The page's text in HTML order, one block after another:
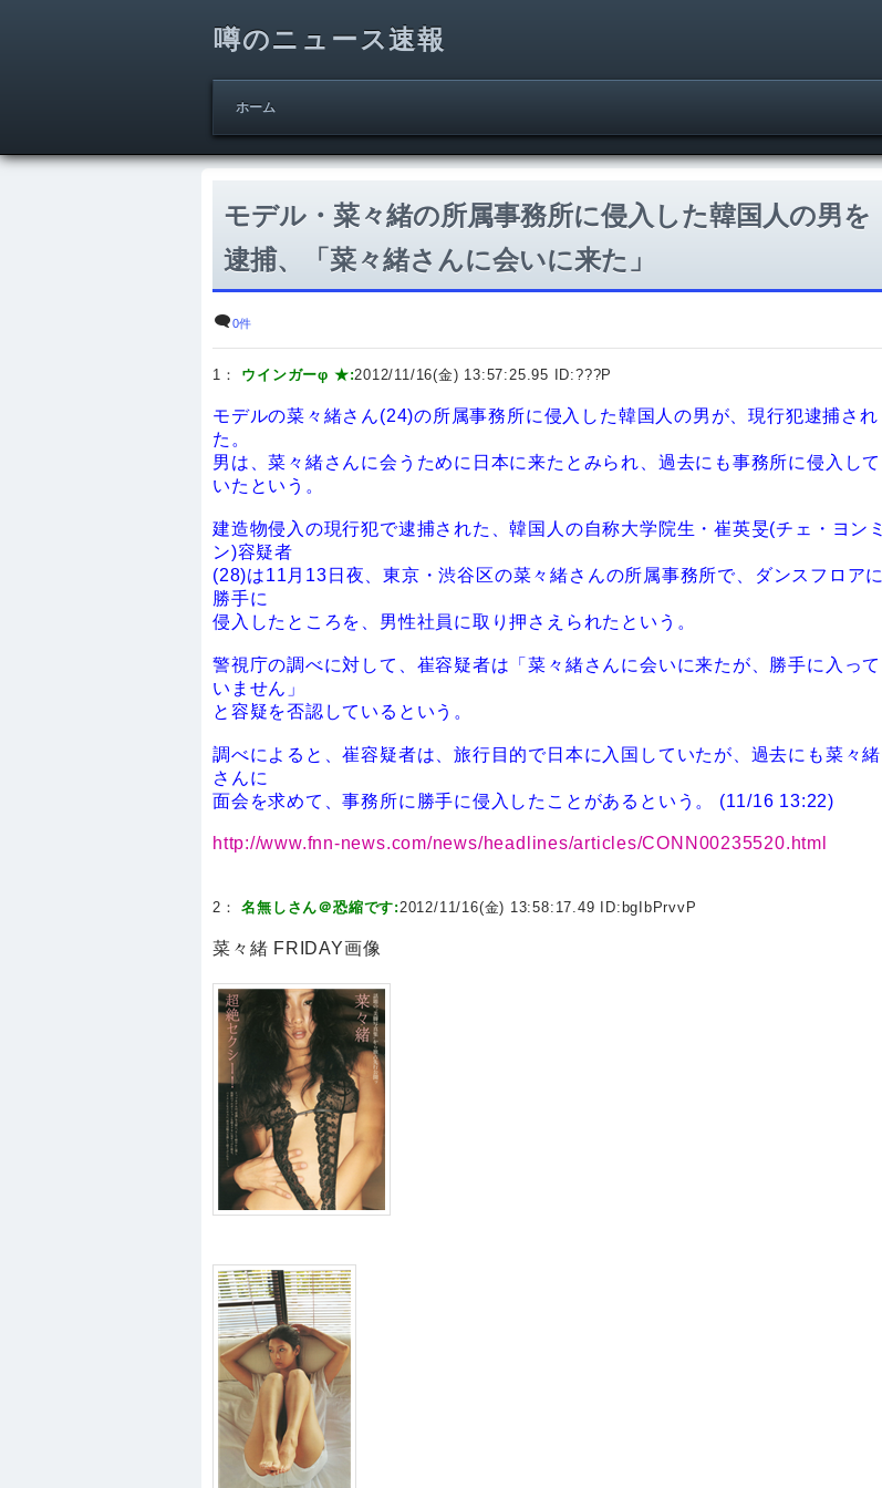
噂のニュース速報
ホーム
モデル・菜々緒の所属事務所に侵入した韓国人の男を
逮捕、「菜々緒さんに会いに来た」
0件
1： ウインガーφ ★:2012/11/16(金) 13:57:25.95 ID:???P
モデルの菜々緒さん(24)の所属事務所に侵入した韓国人の男が、現行犯逮捕され
た。
男は、菜々緒さんに会うために日本に来たとみられ、過去にも事務所に侵入して
いたという。
建造物侵入の現行犯で逮捕された、韓国人の自称大学院生・崔英旻(チェ・ヨンミ
ン)容疑者
(28)は11月13日夜、東京・渋谷区の菜々緒さんの所属事務所で、ダンスフロアに
勝手に
侵入したところを、男性社員に取り押さえられたという。
警視庁の調べに対して、崔容疑者は「菜々緒さんに会いに来たが、勝手に入って
いません」
と容疑を否認しているという。
調べによると、崔容疑者は、旅行目的で日本に入国していたが、過去にも菜々緒
さんに
面会を求めて、事務所に勝手に侵入したことがあるという。 (11/16 13:22)
http://www.fnn-news.com/news/headlines/articles/CONN00235520.html
2：名無しさん＠恐縮です:2012/11/16(金) 13:58:17.49 ID: bgIbPrvvP
菜々緒 FRIDAY画像